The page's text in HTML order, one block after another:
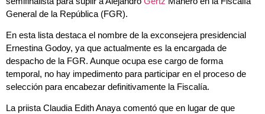
General de la República (FGR).
En esta lista destaca el nombre de la exconsejera presidencial
Ernestina Godoy, ya que actualmente es la encargada de
despacho de la FGR. Aunque ocupa ese cargo de forma
temporal, no hay impedimento para participar en el proceso de
selección para encabezar definitivamente la Fiscalía.
La priista Claudia Edith Anaya comentó que en lugar de que